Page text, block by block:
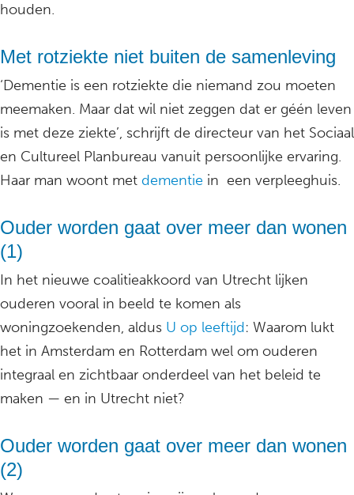
houden.
Met rotziekte niet buiten de samenleving
‘Dementie is een rotziekte die niemand zou moeten
meemaken. Maar dat wil niet zeggen dat er géén leven
is met deze ziekte’, schrijft de directeur van het Sociaal
en Cultureel Planbureau vanuit persoonlijke ervaring.
Haar man woont met dementie in een verpleeghuis.
Ouder worden gaat over meer dan wonen
(1)
In het nieuwe coalitieakkoord van Utrecht lijken
ouderen vooral in beeld te komen als
woningzoekenden, aldus U op leeftijd: Waarom lukt
het in Amsterdam en Rotterdam wel om ouderen
integraal en zichtbaar onderdeel van het beleid te
maken — en in Utrecht niet?
Ouder worden gaat over meer dan wonen
(2)